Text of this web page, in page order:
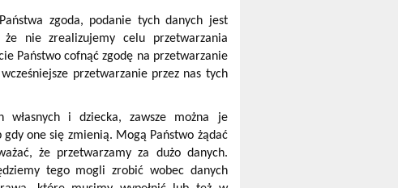
zgoda, podanie tych danych jest
nie zrealizujemy celu przetwarzania
Państwo cofnąć zgodę na przetwarzanie
przetwarzanie przez nas tych
własnych i dziecka, zawsze można je
one się zmienią. Mogą Państwo żądać
że przetwarzamy za dużo danych.
tego mogli zrobić wobec danych